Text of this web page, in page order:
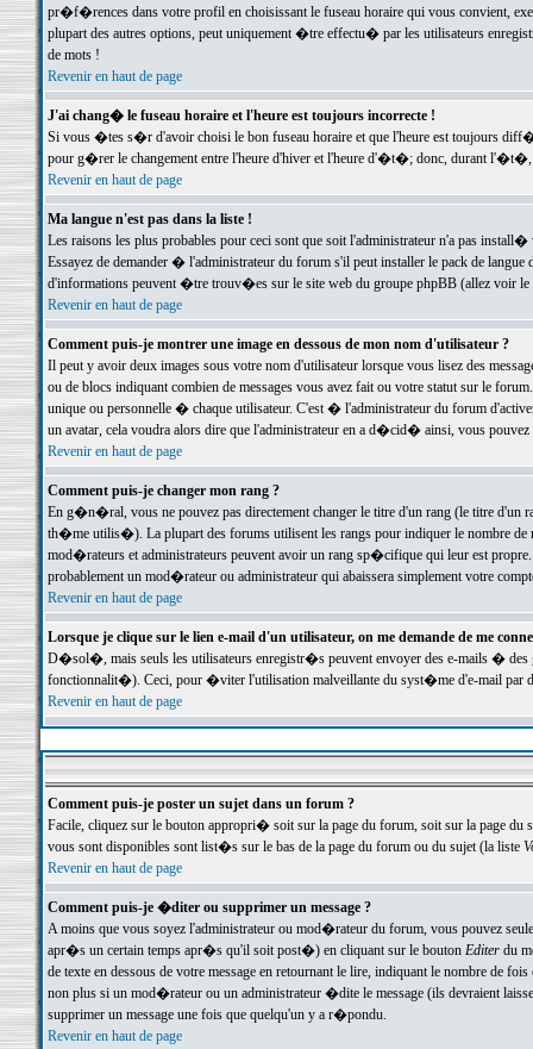
pr�f�rences dans votre profil en choisissant le fuseau horaire qui vous convient,
plupart des autres options, peut uniquement �tre effectu� par les utilisateurs
de mots !
Revenir en haut de page
J'ai chang� le fuseau horaire et l'heure est toujours incorrecte !
Si vous �tes s�r d'avoir choisi le bon fuseau horaire et que l'heure est toujours
pour g�rer le changement entre l'heure d'hiver et l'heure d'�t�; donc, durant
Revenir en haut de page
Ma langue n'est pas dans la liste !
Les raisons les plus probables pour ceci sont que soit l'administrateur n'a pas
Essayez de demander � l'administrateur du forum s'il peut installer le pack de
d'informations peuvent �tre trouv�es sur le site web du groupe phpBB (allez voir le
Revenir en haut de page
Comment puis-je montrer une image en dessous de mon nom d'utilisateur ?
Il peut y avoir deux images sous votre nom d'utilisateur lorsque vous lisez des
ou de blocs indiquant combien de messages vous avez fait ou votre statut sur le
unique ou personnelle � chaque utilisateur. C'est � l'administrateur du forum
un avatar, cela voudra alors dire que l'administrateur en a d�cid� ainsi, vous
Revenir en haut de page
Comment puis-je changer mon rang ?
En g�n�ral, vous ne pouvez pas directement changer le titre d'un rang (le titre d'un
th�me utilis�). La plupart des forums utilisent les rangs pour indiquer le nombre de
mod�rateurs et administrateurs peuvent avoir un rang sp�cifique qui leur est
probablement un mod�rateur ou administrateur qui abaissera simplement votre
Revenir en haut de page
Lorsque je clique sur le lien e-mail d'un utilisateur, on me demande de me
D�sol�, mais seuls les utilisateurs enregistr�s peuvent envoyer des e-mails �
fonctionnalit�). Ceci, pour �viter l'utilisation malveillante du syst�me d'e-mail par
Revenir en haut de page
Comment puis-je poster un sujet dans un forum ?
Facile, cliquez sur le bouton appropri� soit sur la page du forum, soit sur la page du
vous sont disponibles sont list�s sur le bas de la page du forum ou du sujet (la liste
Revenir en haut de page
Comment puis-je �diter ou supprimer un message ?
A moins que vous soyez l'administrateur ou mod�rateur du forum, vous pouvez
apr�s un certain temps apr�s qu'il soit post�) en cliquant sur le bouton Editerdu
de texte en dessous de votre message en retournant le lire, indiquant le nombre
non plus si un mod�rateur ou un administrateur �dite le message (ils devraient
supprimer un message une fois que quelqu'un y a r�pondu.
Revenir en haut de page